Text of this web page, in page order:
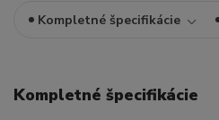
Kompletné špecifikácie
Kompletné špecifikácie